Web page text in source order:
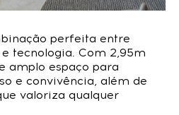
perfeita entre
tecnologia. Com 2,95m
amplo espaço para
e convivência, além de
valoriza qualquer